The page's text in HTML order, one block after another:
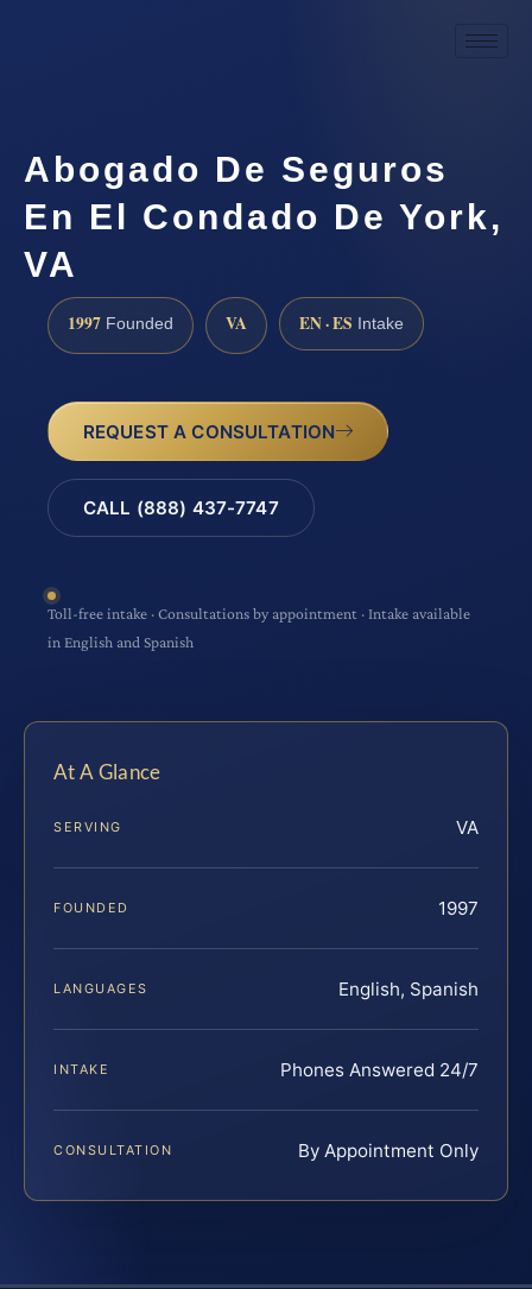
Abogado De Seguros
En El Condado De York,
VA
1997 Founded VA EN · ES Intake
REQUEST A CONSULTATION
CALL (888) 437-7747
Toll-free intake · Consultations by appointment · Intake available
in English and Spanish
At A Glance
SERVING VA
FOUNDED 1997
LANGUAGES English, Spanish
INTAKE Phones Answered 24/7
CONSULTATION By Appointment Only